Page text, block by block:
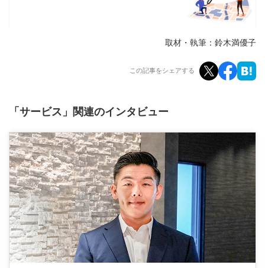
取材・執筆：鈴木満優子
この記事をシェアする
「サービス」関連のインタビュー